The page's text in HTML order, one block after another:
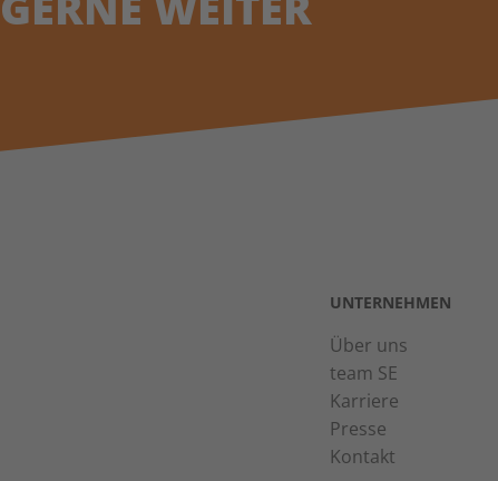
UNTERNEHMEN
Über uns
team SE
Karriere
Presse
Kontakt